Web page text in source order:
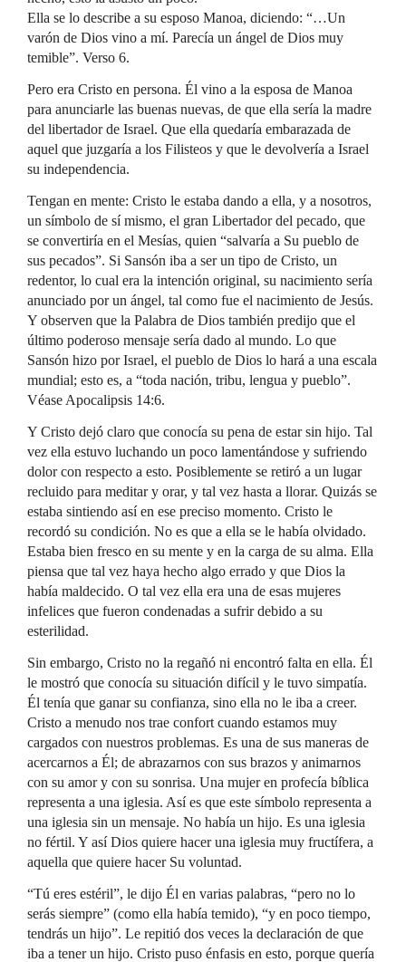
Ella se lo describe a su esposo Manoa, diciendo: “…Un
varón de Dios vino a mí. Parecía un ángel de Dios muy
temible”. Verso 6.
Pero era Cristo en persona. Él vino a la esposa de Manoa
para anunciarle las buenas nuevas, de que ella sería la madre
del libertador de Israel. Que ella quedaría embarazada de
aquel que juzgaría a los Filisteos y que le devolvería a Israel
su independencia.
Tengan en mente: Cristo le estaba dando a ella, y a nosotros,
un símbolo de sí mismo, el gran Libertador del pecado, que
se convertiría en el Mesías, quien “salvaría a Su pueblo de
sus pecados”. Si Sansón iba a ser un tipo de Cristo, un
redentor, lo cual era la intención original, su nacimiento sería
anunciado por un ángel, tal como fue el nacimiento de Jesús.
Y observen que la Palabra de Dios también predijo que el
último poderoso mensaje sería dado al mundo. Lo que
Sansón hizo por Israel, el pueblo de Dios lo hará a una escala
mundial; esto es, a “toda nación, tribu, lengua y pueblo”.
Véase Apocalipsis 14:6.
Y Cristo dejó claro que conocía su pena de estar sin hijo. Tal
vez ella estuvo luchando un poco lamentándose y sufriendo
dolor con respecto a esto. Posiblemente se retiró a un lugar
recluido para meditar y orar, y tal vez hasta a llorar. Quizás se
estaba sintiendo así en ese preciso momento. Cristo le
recordó su condición. No es que a ella se le había olvidado.
Estaba bien fresco en su mente y en la carga de su alma. Ella
piensa que tal vez haya hecho algo errado y que Dios la
había maldecido. O tal vez ella era una de esas mujeres
infelices que fueron condenadas a sufrir debido a su
esterilidad.
Sin embargo, Cristo no la regañó ni encontró falta en ella. Él
le mostró que conocía su situación difícil y le tuvo simpatía.
Él tenía que ganar su confianza, sino ella no le iba a creer.
Cristo a menudo nos trae confort cuando estamos muy
cargados con nuestros problemas. Es una de sus maneras de
acercarnos a Él; de abrazarnos con sus brazos y animarnos
con su amor y con su sonrisa. Una mujer en profecía bíblica
representa a una iglesia. Así es que este símbolo representa a
una iglesia sin un mensaje. No había un hijo. Es una iglesia
no fértil. Y así Dios quiere hacer una iglesia muy fructífera, a
aquella que quiere hacer Su voluntad.
“Tú eres estéril”, le dijo Él en varias palabras, “pero no lo
serás siempre” (como ella había temido), “y en poco tiempo,
tendrás un hijo”. Le repitió dos veces la declaración de que
iba a tener un hijo. Cristo puso énfasis en esto, porque quería